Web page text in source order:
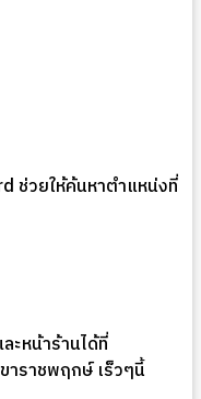
ช่วยให้ค้นหาตำแหน่งที่
ะหน้าร้านได้ที่
าราชพฤกษ์ เร็วๆนี้